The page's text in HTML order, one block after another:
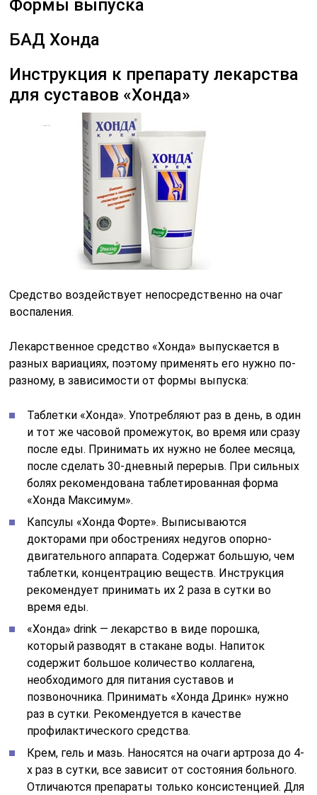
Формы выпуска
БАД Хонда
Инструкция к препарату лекарства
для суставов «Хонда»
Средство воздействует непосредственно на очаг
воспаления.
Лекарственное средство «Хонда» выпускается в
разных вариациях, поэтому применять его нужно по-
разному, в зависимости от формы выпуска:
Таблетки «Хонда». Употребляют раз в день, в один
и тот же часовой промежуток, во время или сразу
после еды. Принимать их нужно не более месяца,
после сделать 30-дневный перерыв. При сильных
болях рекомендована таблетированная форма
«Хонда Максимум».
Капсулы «Хонда Форте». Выписываются
докторами при обострениях недугов опорно-
двигательного аппарата. Содержат большую, чем
таблетки, концентрацию веществ. Инструкция
рекомендует принимать их 2 раза в сутки во
время еды.
«Хонда» drink — лекарство в виде порошка,
который разводят в стакане воды. Напиток
содержит большое количество коллагена,
необходимого для питания суставов и
позвоночника. Принимать «Хонда Дринк» нужно
раз в сутки. Рекомендуется в качестве
профилактического средства.
Крем, гель и мазь. Наносятся на очаги артроза до 4-
х раз в сутки, все зависит от состояния больного.
Отличаются препараты только консистенцией. Для